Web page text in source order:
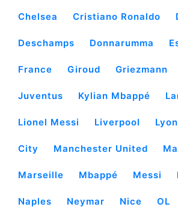
Chelsea Cristiano Ronaldo
Deschamps Donnarumma
France Giroud Griezmann
Juventus Kylian Mbappé
Lionel Messi Liverpool Lyon
City Manchester United
Marseille Mbappé Messi
Naples Neymar Nice OL